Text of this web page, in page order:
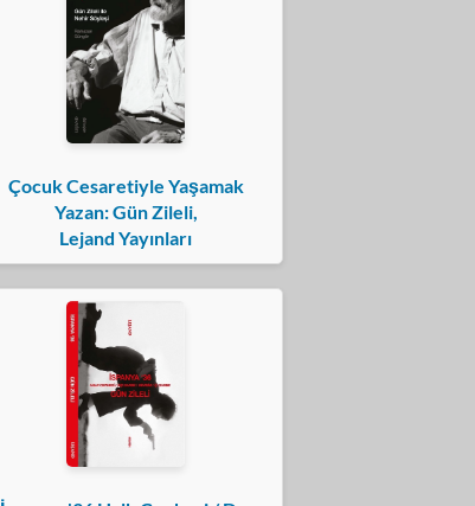
Çocuk Cesaretiyle Yaşamak
Yazan: Gün Zileli,
Lejand Yayınları